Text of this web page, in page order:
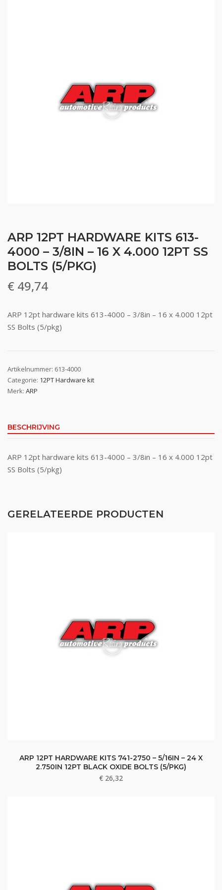
ARP 12PT HARDWARE KITS 613-
4000 – 3/8IN – 16 X 4.000 12PT SS
BOLTS (5/PKG)
€ 49,74
ARP 12pt hardware kits 613-4000 – 3/8in – 16 x 4.000 12pt
SS Bolts (5/pkg)
Artikelnummer: 613-4000
Categorie: 12PT Hardware kit
Merk: ARP
BESCHRIJVING
ARP 12pt hardware kits 613-4000 – 3/8in – 16 x 4.000 12pt
SS Bolts (5/pkg)
GERELATEERDE PRODUCTEN
ARP 12PT HARDWARE KITS 741-2750 – 5/16IN – 24 X
2.750IN 12PT BLACK OXIDE BOLTS (5/PKG)
€ 26,32